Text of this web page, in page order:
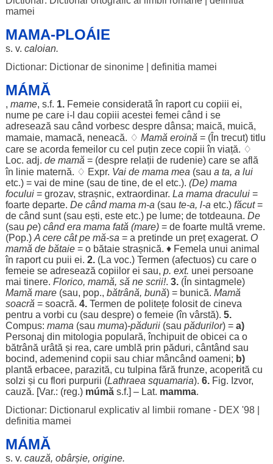
mamei
MAMA-PLOÁIE
s. v. caloian.
Dictionar: Dictionar de sinonime| definitia mamei
MÁMĂ
, mame, s.f. 1. Femeie considerată în raportcu copiii ei,
numepe care i-l dau copiii acestei femei când i se
adresează sau când vorbesc despre dânsa; maică, muică,
mamaie, mamacă, neneacă. ♢ Mamă eroină = (În trecut) titlu
care se acorda femeilorcu cel puțin zece copii în viață. ♢
Loc. adj. de mamă = (despre relații de rudenie) care se află
în linie maternă. ♢ Expr. Vaide mama mea (sau a ta, a lui
etc.) = vai de mine(sau de tine, de el etc.). (De) mama
focului= grozav, strașnic, extraordinar. La mama dracului=
foarte departe. De când mama m-a (sau te-a, l-a etc.) făcut=
de când sunt(sau ești, este etc.) pe lume; de totdeauna. De
(sau pe) când era mama fată (mare)= de foarte multă vreme.
(Pop.) A cerecât pe mă-sa = a pretindeun preț exagerat. O
mamă de bătaie= o bătaie strașnică. ♦ Femela unui animal
în raportcu puii ei. 2.(La voc.) Termen (afectuos) cu care o
femeiese adresează copiilorei sau, p. ext. unei persoane
mai tinere. Florico, mamă, să ne scrii!. 3.(În sintagmele)
Mamă mare(sau, pop., bătrână, bună) = bunică. Mamă
soacră = soacră. 4. Termen de politețe folositde cineva
pentru a vorbi cu (sau despre) o femeie(în vârstă). 5.
Compus: mama (sau muma)-pădurii(sau pădurilor) = a)
Personaj din mitologia populară,închipuitde obicei ca o
bătrână urâtă și rea, care umblă prin păduri, cântând sau
bocind, ademenind copii sau chiar mâncând oameni; b)
plantă erbacee, parazită, cu tulpina fără frunze, acoperită cu
solzi și cu flori purpurii (Lathraea squamaria). 6.Fig. Izvor,
cauză. [Var.: (reg.) múmăs.f.] – Lat. mamma.
Dictionar: Dictionarul explicativ al limbii romane - DEX '98|
definitia mamei
MÁMĂ
s. v. cauză, obârșie, origine.